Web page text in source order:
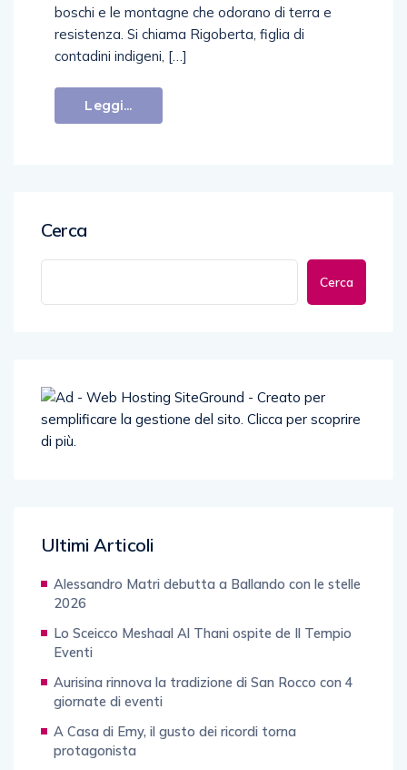
boschi e le montagne che odorano di terra e
resistenza. Si chiama Rigoberta, figlia di
contadini indigeni, […]
Leggi...
Cerca
Cerca
Ultimi Articoli
Alessandro Matri debutta a Ballando con le stelle
2026
Lo Sceicco Meshaal Al Thani ospite de Il Tempio
Eventi
Aurisina rinnova la tradizione di San Rocco con 4
giornate di eventi
A Casa di Emy, il gusto dei ricordi torna
protagonista